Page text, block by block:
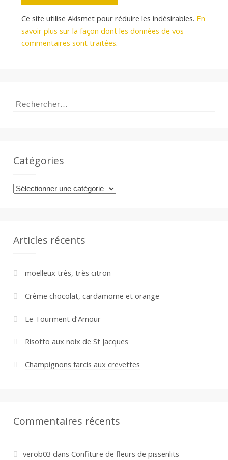
Ce site utilise Akismet pour réduire les indésirables. En
savoir plus sur la façon dont les données de vos
commentaires sont traitées.
Rechercher :
Catégories
Catégories
Articles récents
moelleux très, très citron
Crème chocolat, cardamome et orange
Le Tourment d’Amour
Risotto aux noix de St Jacques
Champignons farcis aux crevettes
Commentaires récents
verob03 dans Confiture de fleurs de pissenlits